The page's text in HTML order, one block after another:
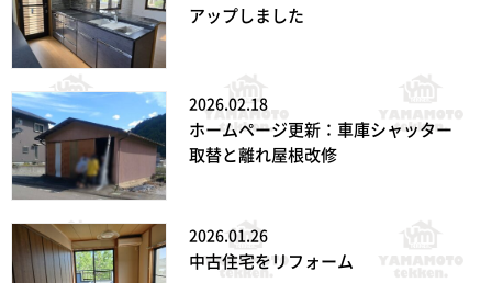
アップしました
2026.02.18
ホームページ更新：車庫シャッター
取替と離れ屋根改修
2026.01.26
中古住宅をリフォーム